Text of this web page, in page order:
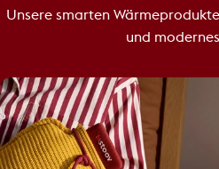
Unsere smarten
und